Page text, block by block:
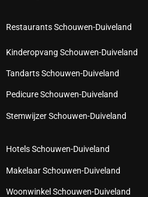
Restaurants Schouwen-Duiveland
Kinderopvang Schouwen-Duiveland
Tandarts Schouwen-Duiveland
Pedicure Schouwen-Duiveland
Stemwijzer Schouwen-Duiveland
Hotels Schouwen-Duiveland
Makelaar Schouwen-Duiveland
Woonwinkel Schouwen-Duiveland